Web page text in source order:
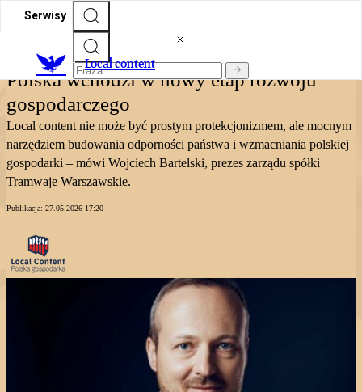
Serwisy
Local content
Polska wchodzi w nowy etap rozwoju
gospodarczego
Local content nie może być prostym protekcjonizmem, ale mocnym
narzędziem budowania odporności państwa i wzmacniania polskiej
gospodarki – mówi Wojciech Bartelski, prezes zarządu spółki
Tramwaje Warszawskie.
Publikacja: 27.05.2026 17:20